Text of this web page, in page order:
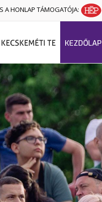
A HONLAP TÁMOGATÓJA:
KEZDŐLAP